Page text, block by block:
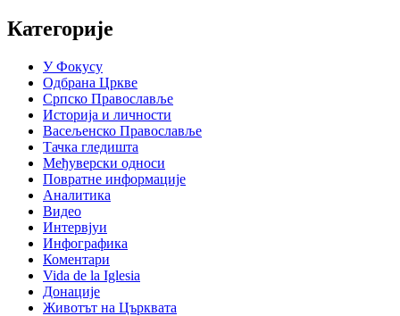
Категорије
У Фокусу
Одбрана Цркве
Српско Православље
Историја и личности
Васељенско Православље
Тачка гледишта
Међуверски односи
Повратне информације
Аналитика
Видео
Интервјуи
Инфографика
Коментари
Vida de la Iglesia
Донације
Животът на Църквата